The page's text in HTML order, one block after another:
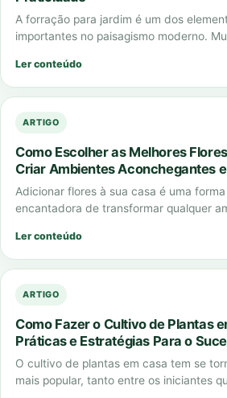
A forração para jardim é um dos
importantes no paisagismo moderno.
Ler conteúdo
ARTIGO
Como Escolher as Melhores
Criar Ambientes Aconchegantes
Adicionar flores à sua casa é uma
encantadora de transformar qualquer
Ler conteúdo
ARTIGO
Como Fazer o Cultivo de Plantas
Práticas e Estratégias Para o
O cultivo de plantas em casa tem se
mais popular, tanto entre os iniciantes